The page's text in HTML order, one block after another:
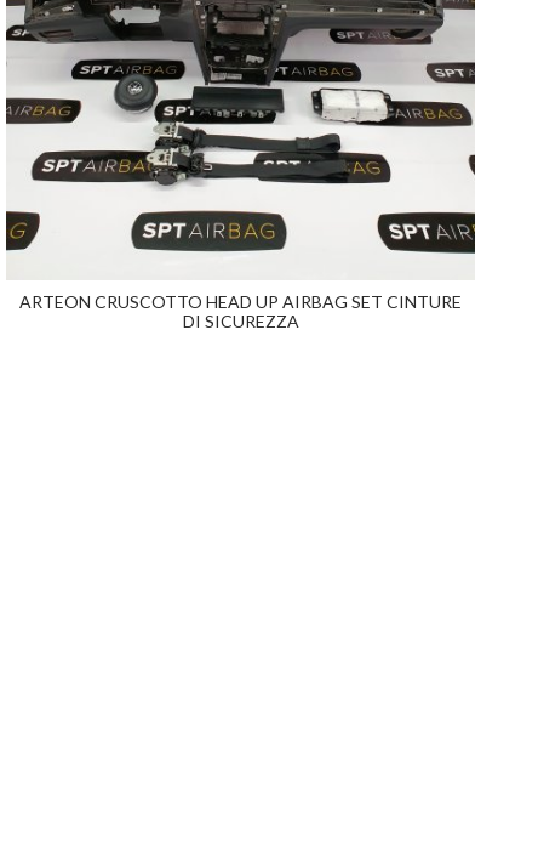
ARTEON CRUSCOTTO HEAD UP AIRBAG SET CINTURE
DI SICUREZZA